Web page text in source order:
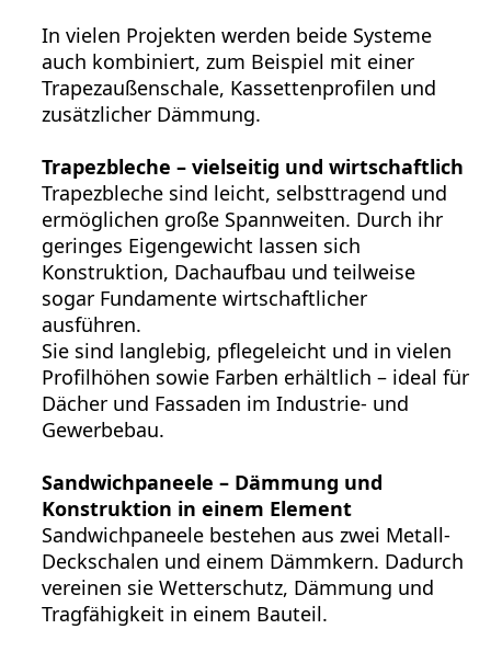
In vielen Projekten werden beide Systeme
auch kombiniert, zum Beispiel mit einer
Trapezaußenschale, Kassettenprofilen und
zusätzlicher Dämmung.
Trapezbleche – vielseitig und wirtschaftlich
Trapezbleche sind leicht, selbsttragend und
ermöglichen große Spannweiten. Durch ihr
geringes Eigengewicht lassen sich
Konstruktion, Dachaufbau und teilweise
sogar Fundamente wirtschaftlicher
ausführen.
Sie sind langlebig, pflegeleicht und in vielen
Profilhöhen sowie Farben erhältlich – ideal für
Dächer und Fassaden im Industrie- und
Gewerbebau.
Sandwichpaneele – Dämmung und
Konstruktion in einem Element
Sandwichpaneele bestehen aus zwei Metall-
Deckschalen und einem Dämmkern. Dadurch
vereinen sie Wetterschutz, Dämmung und
Tragfähigkeit in einem Bauteil.